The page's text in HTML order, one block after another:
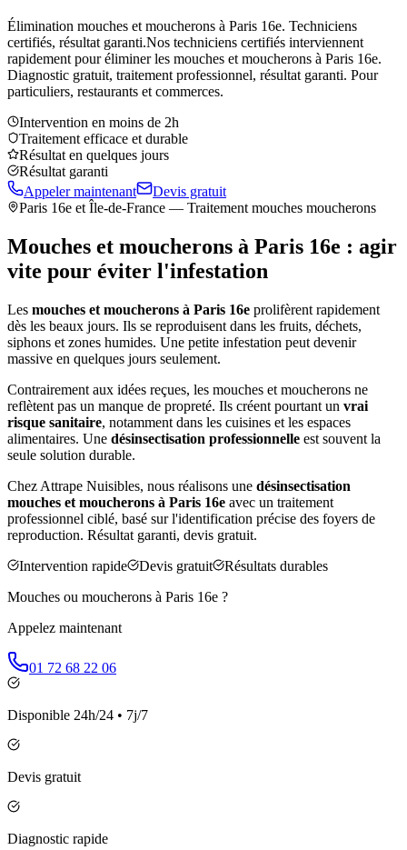
Élimination mouches et moucherons à Paris 16e. Techniciens
certifiés, résultat garanti.Nos techniciens certifiés interviennent
rapidement pour éliminer les mouches et moucherons à Paris 16e.
Diagnostic gratuit, traitement professionnel, résultat garanti. Pour
particuliers, restaurants et commerces.
Intervention en moins de 2h
Traitement efficace et durable
Résultat en quelques jours
Résultat garanti
Appeler maintenant
Devis gratuit
Paris 16e et Île-de-France — Traitement mouches moucherons
Mouches et moucherons à Paris 16e : agir
vite pour éviter l'infestation
Les mouches et moucherons à Paris 16e prolifèrent rapidement
dès les beaux jours. Ils se reproduisent dans les fruits, déchets,
siphons et zones humides. Une petite infestation peut devenir
massive en quelques jours seulement.
Contrairement aux idées reçues, les mouches et moucherons ne
reflètent pas un manque de propreté. Ils créent pourtant un vrai
risque sanitaire, notamment dans les cuisines et les espaces
alimentaires. Une désinsectisation professionnelle est souvent la
seule solution durable.
Chez Attrape Nuisibles, nous réalisons une désinsectisation
mouches et moucherons à Paris 16e avec un traitement
professionnel ciblé, basé sur l'identification précise des foyers de
reproduction. Résultat garanti, devis gratuit.
Intervention rapide
Devis gratuit
Résultats durables
Mouches ou moucherons à Paris 16e ?
Appelez maintenant
01 72 68 22 06
Disponible 24h/24 • 7j/7
Devis gratuit
Diagnostic rapide